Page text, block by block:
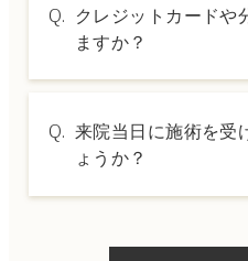
は料金表ページをご確
セリングでご案内いた
Q. クレジットカードや
ますか？
した分割払いも可能で
フにお問い合わせくだ
Q. 来院当日に施術を受
ょうか？